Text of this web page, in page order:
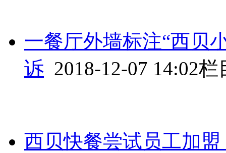
一餐厅外墙标注“西贝
诉 2018-12-07 14:02栏
西贝快餐尝试员工加